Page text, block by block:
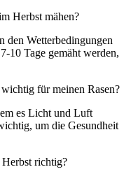
Herbst mähen?
den Wetterbedingungen
10 Tage gemäht werden,
wichtig für meinen Rasen?
es Licht und Luft
um die Gesundheit
richtig?